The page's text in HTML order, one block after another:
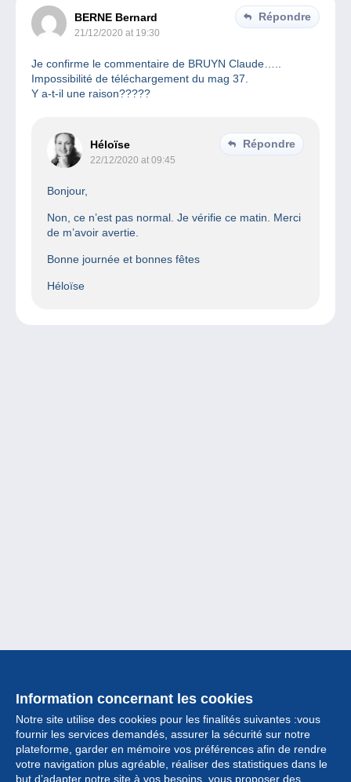
BERNE Bernard
21/12/2020 at 19:30
Répondre
Je confirme le commentaire de BRUYN Claude…..
Impossibilité de téléchargement du mag 37.
Y a-t-il une raison?????
Héloïse
22/12/2020 at 09:45
Répondre
Bonjour,
Non, ce n’est pas normal. Je vérifie ce matin. Merci
de m’avoir avertie.
Bonne journée et bonnes fêtes
Héloïse
Information concernant les cookies
Notre site utilise des cookies pour les finalités suivantes :vous
fournir les services demandés, assurer la sécurité sur notre
plateforme, garder en mémoire vos préférences afin de rendre
votre navigation plus agréable, réaliser des statistiques dans le
but d’adapter notre site à vos besoins, vous proposer des